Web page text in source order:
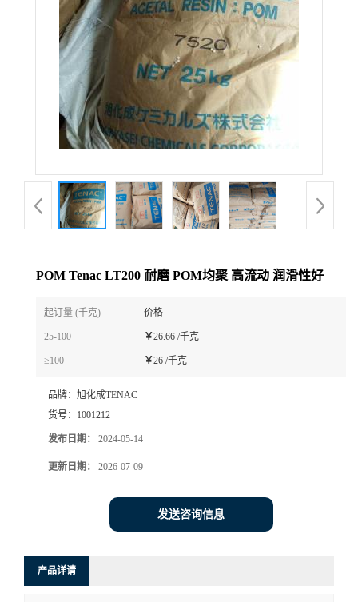
品
展
式
POM Tenac LT200 耐磨 POM均聚 高流动 润滑性好
起订量 (千克) 价格
25-100 ￥26.66 /千克
≥100 ￥26 /千克
品牌： 旭化成TENAC
货号： 1001212
发布日期： 2024-05-14
更新日期： 2026-07-09
发送咨询信息
产品详请